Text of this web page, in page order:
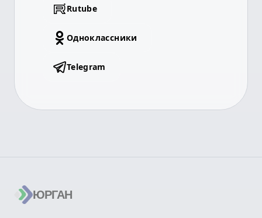
Rutube
Одноклассники
Telegram
ЮРГАН